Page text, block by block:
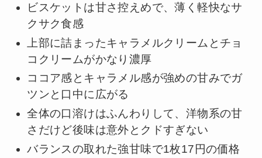
ビスケットは甘さ控えめで、薄く軽快なサ
クサク食感
上部に詰まったキャラメルクリームとチョ
コクリームがかなり濃厚
ココア感とキャラメル感が強めの甘みでガ
ツンと口中に広がる
全体の口溶けはふんわりして、洋物系の甘
さだけど後味は意外とクドすぎない
バランスの取れた強甘味で1枚17円の価格